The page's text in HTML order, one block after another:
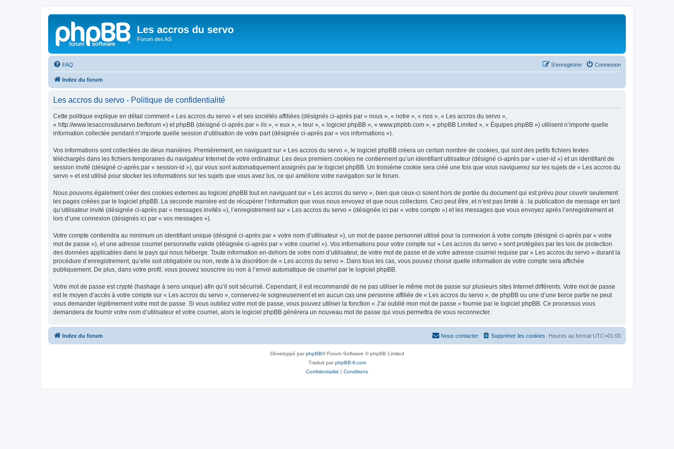
Les accros du servo
Forum des AS
FAQ Connexion
S’enregistrer
Index du forum
Les accros du servo - Politique de confidentialité
Cette politique explique en détail comment « Les accros du servo » et ses sociétés affiliées (désignés ci-après par « nous », « notre », « nos », « Les accros du servo »,
« http://www.lesaccrosduservo.be/forum ») et phpBB (désigné ci-après par « ils », « eux », « leur », « logiciel phpBB », « www.phpbb.com », « phpBB Limited », « Équipes phpBB ») utilisent n’importe quelle
information collectée pendant n’importe quelle session d’utilisation de votre part (désignée ci-après par « vos informations »).
Vos informations sont collectées de deux manières. Premièrement, en naviguant sur « Les accros du servo », le logiciel phpBB créera un certain nombre de cookies, qui sont des petits fichiers textes
téléchargés dans les fichiers temporaires du navigateur Internet de votre ordinateur. Les deux premiers cookies ne contiennent qu’un identifiant utilisateur (désigné ci-après par « user-id ») et un identifiant de
session invité (désigné ci-après par « session-id »), qui vous sont automatiquement assignés par le logiciel phpBB. Un troisième cookie sera créé une fois que vous naviguerez sur les sujets de « Les accros du
servo » et est utilisé pour stocker les informations sur les sujets que vous avez lus, ce qui améliore votre navigation sur le forum.
Nous pouvons également créer des cookies externes au logiciel phpBB tout en naviguant sur « Les accros du servo », bien que ceux-ci soient hors de portée du document qui est prévu pour couvrir seulement
les pages créées par le logiciel phpBB. La seconde manière est de récupérer l’information que vous nous envoyez et que nous collectons. Ceci peut être, et n’est pas limité à : la publication de message en tant
qu’utilisateur invité (désignée ci-après par « messages invités »), l’enregistrement sur « Les accros du servo » (désignée ici par « votre compte ») et les messages que vous envoyez après l’enregistrement et
lors d’une connexion (désignés ici par « vos messages »).
Votre compte contiendra au minimum un identifiant unique (désigné ci-après par « votre nom d’utilisateur »), un mot de passe personnel utilisé pour la connexion à votre compte (désigné ci-après par « votre
mot de passe »), et une adresse courriel personnelle valide (désignée ci-après par « votre courriel »). Vos informations pour votre compte sur « Les accros du servo » sont protégées par les lois de protection
des données applicables dans le pays qui nous héberge. Toute information en-dehors de votre nom d’utilisateur, de votre mot de passe et de votre adresse courriel requise par « Les accros du servo » durant la
procédure d’enregistrement, qu’elle soit obligatoire ou non, reste à la discrétion de « Les accros du servo ». Dans tous les cas, vous pouvez choisir quelle information de votre compte sera affichée
publiquement. De plus, dans votre profil, vous pouvez souscrire ou non à l’envoi automatique de courriel par le logiciel phpBB.
Votre mot de passe est crypté (hashage à sens unique) afin qu’il soit sécurisé. Cependant, il est recommandé de ne pas utiliser le même mot de passe sur plusieurs sites Internet différents. Votre mot de passe
est le moyen d’accès à votre compte sur « Les accros du servo », conservez-le soigneusement et en aucun cas une personne affiliée de « Les accros du servo », de phpBB ou une d’une tierce partie ne peut
vous demander légitimement votre mot de passe. Si vous oubliez votre mot de passe, vous pouvez utiliser la fonction « J’ai oublié mon mot de passe » fournie par le logiciel phpBB. Ce processus vous
demandera de fournir votre nom d’utilisateur et votre courriel, alors le logiciel phpBB générera un nouveau mot de passe qui vous permettra de vous reconnecter.
Index du forum Heures au format UTC+01:00
Supprimer les cookies
Nous contacter
Développé parphpBB® Forum Software © phpBB Limited
Traduit parphpBB-fr.com
Confidentialité | Conditions